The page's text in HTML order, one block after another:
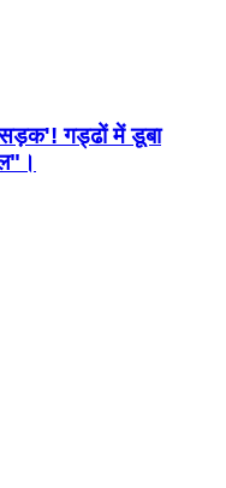
सड़क'! गड्ढों में डूबा